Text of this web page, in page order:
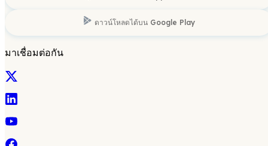
ดาวน์โหลดได้บน Google Play
มาเชื่อมต่อกัน